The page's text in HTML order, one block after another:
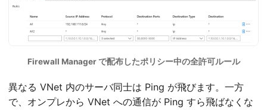
Firewall Manager で配布したポリシー中の全許可ルール
異なる VNet 内のサーバ同士は Ping が飛びます。一方
で、オンプレから VNet への通信が Ping すら飛ばなくな